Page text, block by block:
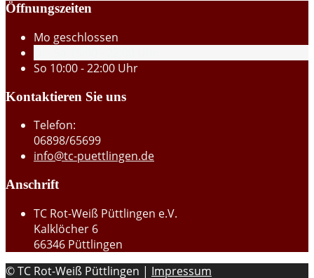
Öffnungszeiten
Mo geschlossen
So 10:00 - 22:00 Uhr
Kontaktieren Sie uns
Telefon:
06898/65699
info@tc-puettlingen.de
Anschrift
TC Rot-Weiß Püttlingen e.V.
Kalklöcher 6
66346 Püttlingen
© TC Rot-Weiß Püttlingen | Impressum